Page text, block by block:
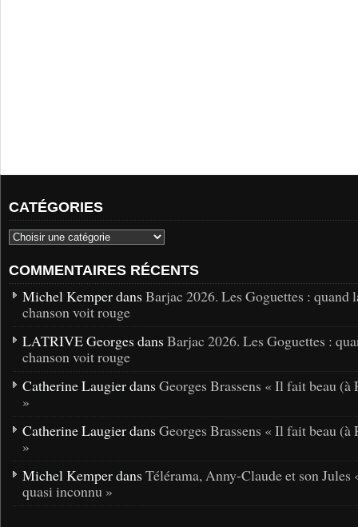
CATÉGORIES
COMMENTAIRES RÉCENTS
Michel Kemper dans Barjac 2026. Les Goguettes : quand
chanson voit rouge
LATRIVE Georges dans Barjac 2026. Les Goguettes :
chanson voit rouge
Catherine Laugier dans Georges Brassens « Il fait beau (à
»
Catherine Laugier dans Georges Brassens « Il fait beau (à
»
Michel Kemper dans Télérama, Anny-Claude et son Jules
quasi inconnu »